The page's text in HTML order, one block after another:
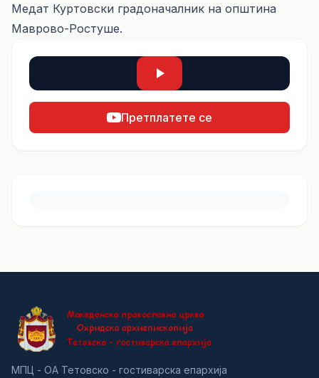
Медат Куртовски градоначалник на општина
Маврово-Ростуше.
Претплатете се
МПЦ - ОА Тетовско - гостиварска епархија